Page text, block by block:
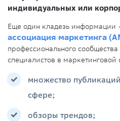
индивидуальных или
Еще один кладезь информации
ассоциация маркетинга
профессионального
специалистов в маркетинговой
множество
сфере;
обзоры трендов;